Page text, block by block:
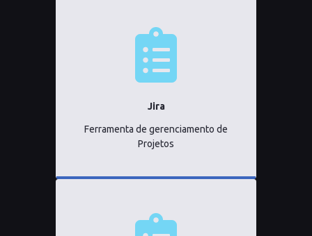
Jira
Ferramenta de gerenciamento de
Projetos